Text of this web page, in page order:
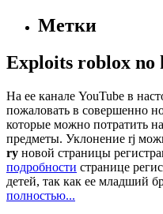
Метки
Exploits roblox no
На ее канале YouTube в
пожаловать в совершенно
которые можно потратить
предметы. Уклонение rj
ry новой страницы
подробности странице
детей, так как ее младший
полностью...